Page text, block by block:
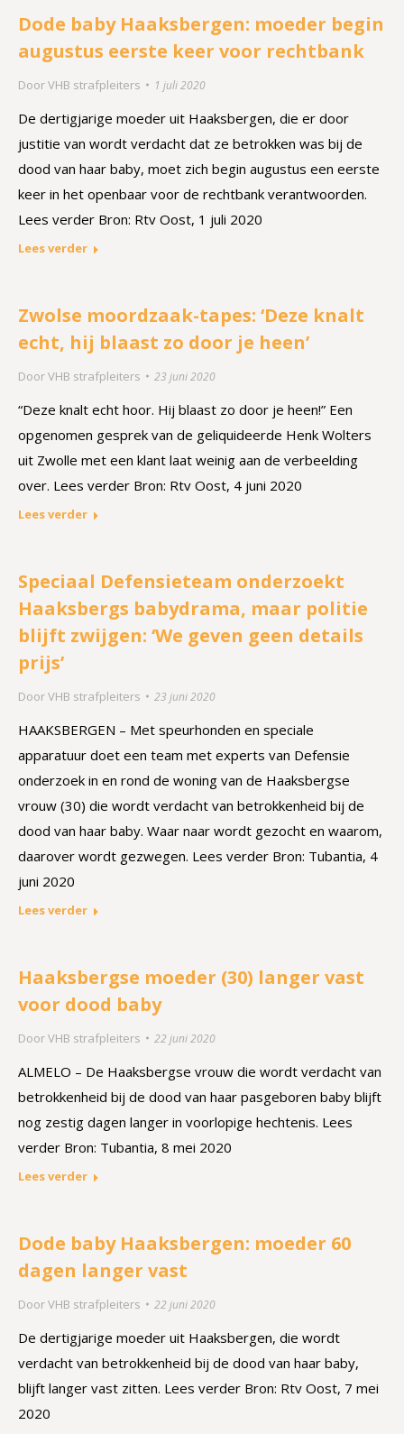
Dode baby Haaksbergen: moeder begin
augustus eerste keer voor rechtbank
DoorVHB strafpleiters 1 juli 2020
De dertigjarige moeder uit Haaksbergen, die er door
justitie van wordt verdacht dat ze betrokken was bij de
dood van haar baby, moet zich begin augustus een eerste
keer in het openbaar voor de rechtbank verantwoorden.
Lees verder Bron: Rtv Oost, 1 juli 2020
Lees verder
Zwolse moordzaak-tapes: ‘Deze knalt
echt, hij blaast zo door je heen’
DoorVHB strafpleiters 23 juni 2020
“Deze knalt echt hoor. Hij blaast zo door je heen!” Een
opgenomen gesprek van de geliquideerde Henk Wolters
uit Zwolle met een klant laat weinig aan de verbeelding
over. Lees verder Bron: Rtv Oost, 4 juni 2020
Lees verder
Speciaal Defensieteam onderzoekt
Haaksbergs babydrama, maar politie
blijft zwijgen: ‘We geven geen details
prijs’
DoorVHB strafpleiters 23 juni 2020
HAAKSBERGEN – Met speurhonden en speciale
apparatuur doet een team met experts van Defensie
onderzoek in en rond de woning van de Haaksbergse
vrouw (30) die wordt verdacht van betrokkenheid bij de
dood van haar baby. Waar naar wordt gezocht en waarom,
daarover wordt gezwegen. Lees verder Bron: Tubantia, 4
juni 2020
Lees verder
Haaksbergse moeder (30) langer vast
voor dood baby
DoorVHB strafpleiters 22 juni 2020
ALMELO – De Haaksbergse vrouw die wordt verdacht van
betrokkenheid bij de dood van haar pasgeboren baby blijft
nog zestig dagen langer in voorlopige hechtenis. Lees
verder Bron: Tubantia, 8 mei 2020
Lees verder
Dode baby Haaksbergen: moeder 60
dagen langer vast
DoorVHB strafpleiters 22 juni 2020
De dertigjarige moeder uit Haaksbergen, die wordt
verdacht van betrokkenheid bij de dood van haar baby,
blijft langer vast zitten. Lees verder Bron: Rtv Oost, 7 mei
2020